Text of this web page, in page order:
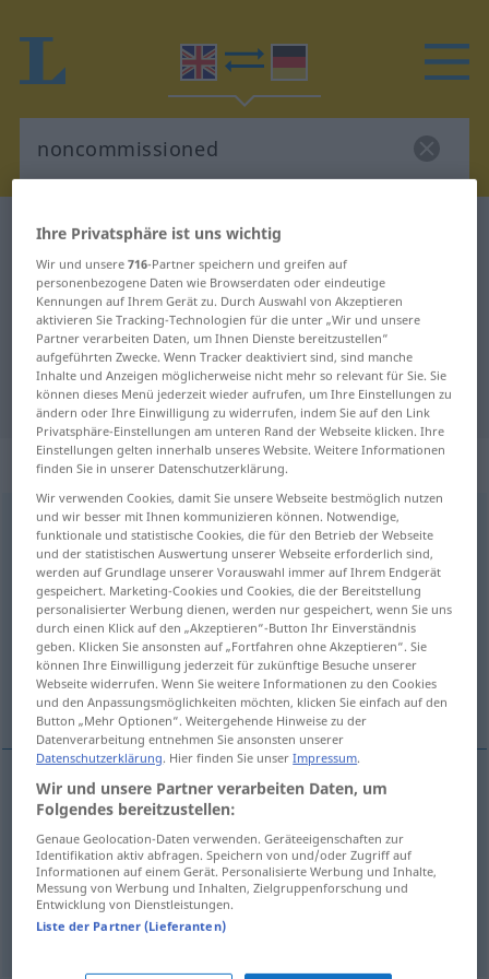
Englisch-Deutsch Wörterbuch
Englisch-Deutsch Übersetzung für
"noncommissioned"
"noncommissioned" Deutsch
Übersetzung
„non(-)commissioned“: adjective
noncommissionedadj
Übersicht aller Übersetzungen
(Für mehr Details die Übersetzung anklicken/antippen)
im Unteroffiziersrang
unbestallt, nicht bevollmächtigt
imUnteroffiziersrang non(-)commissioned
unbestallt, nichtbevollmächtigt
non(-)commissioned not appointed
Ihre Privatsphäre ist uns wichtig
Wir und unsere716-Partner speichern und greifen auf
personenbezogene Daten wie Browserdaten oder eindeutige
Kennungen auf Ihrem Gerät zu. Durch Auswahl von Akzeptieren
aktivieren Sie Tracking-Technologien für die unter „Wir und unsere
Partner verarbeiten Daten, um Ihnen Dienste bereitzustellen“
aufgeführten Zwecke. Wenn Tracker deaktiviert sind, sind manche
Inhalte und Anzeigen möglicherweise nicht mehr so relevant für Sie. Sie
können dieses Menü jederzeit wieder aufrufen, um Ihre Einstellungen zu
ändern oder Ihre Einwilligung zu widerrufen, indem Sie auf den Link
Privatsphäre-Einstellungen am unteren Rand der Webseite klicken. Ihre
Einstellungen gelten innerhalb unseres Website. Weitere Informationen
finden Sie in unserer Datenschutzerklärung.
Wir verwenden Cookies, damit Sie unsere Webseite bestmöglich nutzen
und wir besser mit Ihnen kommunizieren können. Notwendige,
funktionale und statistische Cookies, die für den Betrieb der Webseite
und der statistischen Auswertung unserer Webseite erforderlich sind,
werden auf Grundlage unserer Vorauswahl immer auf Ihrem Endgerät
gespeichert. Marketing-Cookies und Cookies, die der Bereitstellung
personalisierter Werbung dienen, werden nur gespeichert, wenn Sie uns
durch einen Klick auf den „Akzeptieren“-Button Ihr Einverständnis
geben. Klicken Sie ansonsten auf „Fortfahren ohne Akzeptieren“. Sie
können Ihre Einwilligung jederzeit für zukünftige Besuche unserer
Webseite widerrufen. Wenn Sie weitere Informationen zu den Cookies
und den Anpassungsmöglichkeiten möchten, klicken Sie einfach auf den
Button „Mehr Optionen“. Weitergehende Hinweise zu der
Datenverarbeitung entnehmen Sie ansonsten unserer
Datenschutzerklärung. Hier finden Sie unserImpressum.
Wir und unsere Partner verarbeiten Daten, um
Folgendes bereitzustellen:
Genaue Geolocation-Daten verwenden. Geräteeigenschaften zur
Identifikation aktiv abfragen. Speichern von und/oder Zugriff auf
Informationen auf einem Gerät. Personalisierte Werbung und Inhalte,
Messung von Werbung und Inhalten, Zielgruppenforschung und
Entwicklung von Dienstleistungen.
Liste der Partner (Lieferanten)